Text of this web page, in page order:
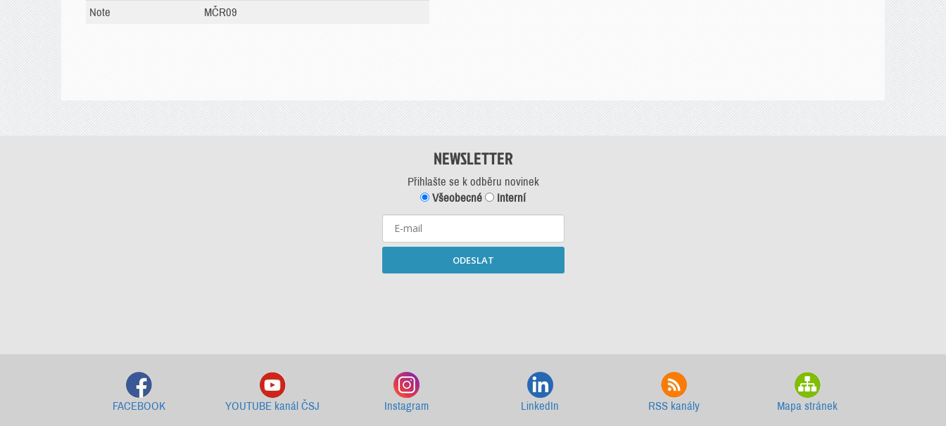
Note
MČR09
NEWSLETTER
Přihlašte se k odběru novinek
Všeobecné
Interní
ODESLAT
FACEBOOK YOUTUBE kanál ČSJ Instagram LinkedIn RSS kanály Mapa stránek